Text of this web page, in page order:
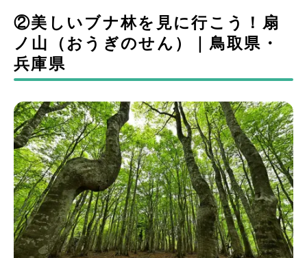
②美しいブナ林を見に行こう！扇
ノ山（おうぎのせん）｜鳥取県・
兵庫県